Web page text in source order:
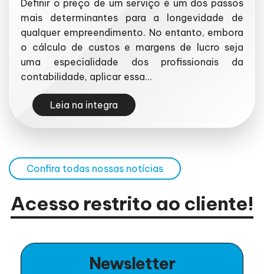
Definir o preço de um serviço é um dos passos
mais determinantes para a longevidade de
qualquer empreendimento. No entanto, embora
o cálculo de custos e margens de lucro seja
uma especialidade dos profissionais da
contabilidade, aplicar essa...
Leia na integra
Confira todas nossas notícias
Acesso restrito ao cliente!
Newsletter